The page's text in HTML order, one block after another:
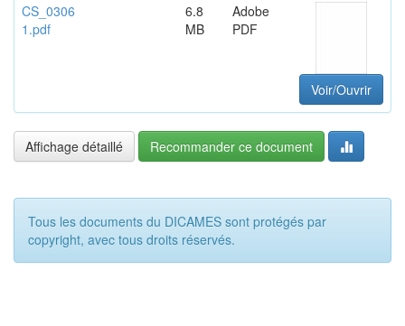
CS_0306
1.pdf
6.8
MB
Adobe
PDF
Voir/Ouvrir
Affichage détaillé Recommander ce document
Tous les documents du DICAMES sont protégés par
copyright, avec tous droits réservés.